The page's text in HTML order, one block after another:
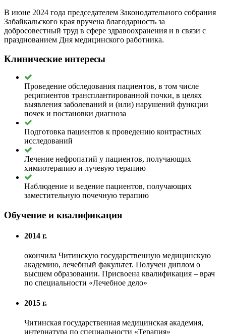
В июне 2024 года председателем Законодательного собрания
Забайкальского края вручена благодарность за
добросовестный труд в сфере здравоохранения и в связи с
празднованием Дня медицинского работника.
Клинические интересы
Проведение обследования пациентов, в том числе
реципиентов трансплантированной почки, в целях
выявления заболеваний и (или) нарушений функции
почек и постановки диагноза
Подготовка пациентов к проведению контрастных
исследований
Лечение нефропатий у пациентов, получающих
химиотерапию и лучевую терапию
Наблюдение и ведение пациентов, получающих
заместительную почечную терапию
Обучение и квалификация
2014 г.
окончила Читинскую государственную медицинскую
академию, лечебный факультет. Получен диплом о
высшем образовании. Присвоена квалификация – врач
по специальности «Лечебное дело»
2015 г.
Читинская государственная медицинская академия,
интернатура по специальности «Терапия»